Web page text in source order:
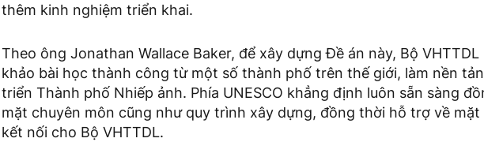
thêm kinh nghiệm triển khai.
Theo ông Jonathan Wallace Baker, để xây dựng Đề án này, Bộ
khảo bài học thành công từ một số thành phố trên thế giới, làm nền
triển Thành phố Nhiếp ảnh. Phía UNESCO khẳng định luôn sẵn sàng
mặt chuyên môn cũng như quy trình xây dựng, đồng thời hỗ trợ về
kết nối cho Bộ VHTTDL.